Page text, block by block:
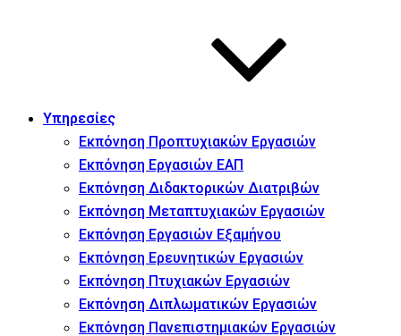
Υπηρεσίες
Εκπόνηση Προπτυχιακών Εργασιών
Εκπόνηση Εργασιών ΕΑΠ
Εκπόνηση Διδακτορικών Διατριβών
Εκπόνηση Μεταπτυχιακών Εργασιών
Εκπόνηση Εργασιών Εξαμήνου
Εκπόνηση Ερευνητικών Εργασιών
Εκπόνηση Πτυχιακών Εργασιών
Εκπόνηση Διπλωματικών Εργασιών
Εκπόνηση Πανεπιστημιακών Εργασιών